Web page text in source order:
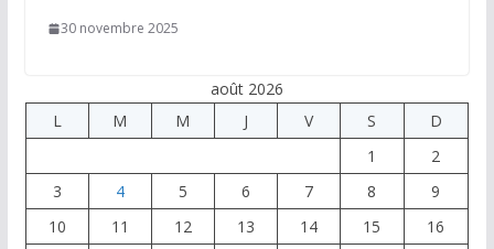
30 novembre 2025
août 2026
L
M M J V S
D
1
2
3
4 5 6 7 8
9
10
11 12 13 14 15
16